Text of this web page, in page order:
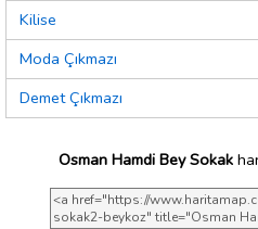
Kilise
Moda Çıkmazı
Demet Çıkmazı
Osman Hamdi Bey Sokak